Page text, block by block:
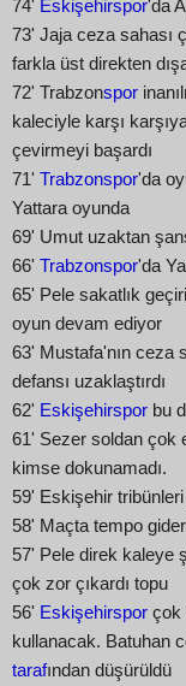
74' Eskişehirspor'da
73' Jaja ceza sahası
farkla üst direkten
72' Trabzonspor
kaleciyle karşı
çevirmeyi başardı
71' Trabzonspor'da
Yattara oyunda
69' Umut uzaktan
66' Trabzonspor'da
65' Pele sakatlık
oyun devam ediyor
63' Mustafa'nın ceza
defansı uzaklaştırdı
62' Eskişehirspor bu
61' Sezer soldan çok
kimse dokunamadı.
59' Eskişehir
58' Maçta tempo
57' Pele direk kaleye
çok zor çıkardı topu
56' Eskişehirspor çok
kullanacak. Batuhan
tarafından düşürüldü